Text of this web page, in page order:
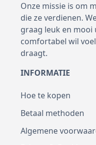
Onze missie is om
die ze verdienen.
graag leuk en mooi
comfortabel wil
draagt.
INFORMATIE
Hoe te kopen
Betaal methoden
Algemene